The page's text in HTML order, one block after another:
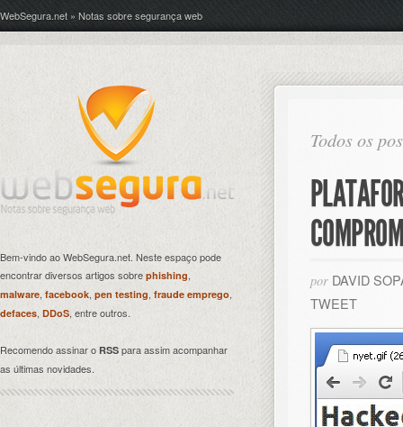
WebSegura.net » Notas sobre segurança web
Todos os
por DAVID
TWEET
Bem-vindo ao WebSegura.net. Neste espaço pode
encontrar diversos artigos sobre phishing,
malware, facebook, pen testing fraude emprego,
defaces, DDoS, entre outros.
Recomendo assinar o RSS para assim acompanhar
as últimas novidades.